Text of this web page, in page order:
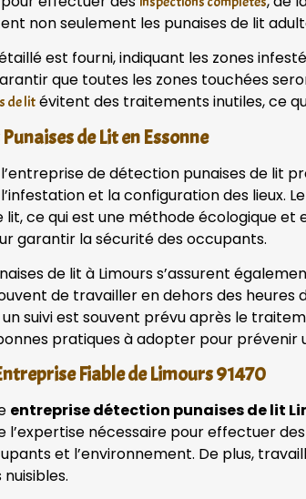
non seulement les punaises de lit
est fourni, indiquant les zones
que toutes les zones touchées
de lit évitent des traitements inutiles, ce
de Lit en Essonne
de détection punaises de lit
et la configuration des
lit, ce qui est une méthode écologique
garantir la sécurité des occupants.
de lit à Limours s’assurent
de travailler en dehors des
suivi est souvent prévu après le
pratiques à adopter pour
Fiable de Limours 91470
entreprise détection punaises de lit
l’expertise nécessaire pour effectuer
et l’environnement. De plus,